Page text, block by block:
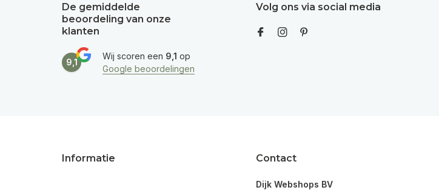
De gemiddelde
beoordeling van onze
klanten
9,1
Wij scoren een 9,1 op
Google beoordelingen
Volg ons via social media
Informatie Contact
Dijk Webshops BV